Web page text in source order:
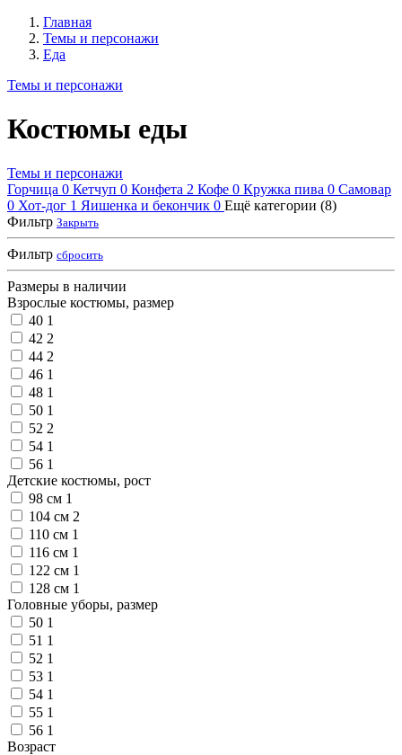
Главная
Темы и персонажи
Еда
Темы и персонажи
Костюмы еды
Темы и персонажи
Горчица 0 Кетчуп 0 Конфета 2 Кофе 0 Кружка пива 0 Самовар
0 Хот-дог 1 Яишенка и бекончик 0 Ещё категории (8)
Фильтр Закрыть
Фильтр сбросить
Размеры в наличии
Взрослые костюмы, размер
40 1
42 2
44 2
46 1
48 1
50 1
52 2
54 1
56 1
Детские костюмы, рост
98 см 1
104 см 2
110 см 1
116 см 1
122 см 1
128 см 1
Головные уборы, размер
50 1
51 1
52 1
53 1
54 1
55 1
56 1
Возраст